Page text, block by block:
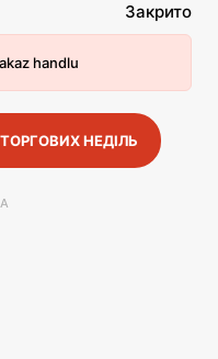
Закрито
handlu
НЕДІЛЬ